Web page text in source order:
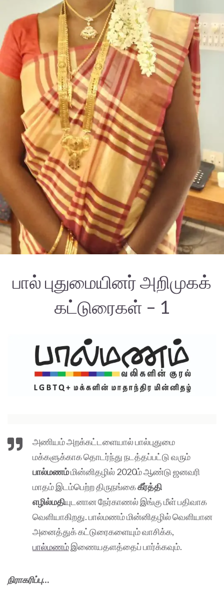
பால் புதுமையினர் அறிமுகக்
கட்டுரைகள் – 1
அணியம் அறக்கட்டளையால் பால்புதுமை
மக்களுக்காக தொடர்ந்து நடத்தப்பட்டு வரும்
பால்மணம்மின்னிதழில் 2020ம் ஆண்டு ஜனவரி
மாதம் இடம்பெற்ற‌ திருநங்கைகீர்த்தி
எழில்மதியுடனான நேர்காணல் இங்கு மீள் பதிவாக
வெளியாகிறது. பால்மணம் மின்னிதழில் வெளியான
அனைத்துக் கட்டுரைகளையும் வாசிக்க,
பால்மணம்இணையதளத்தைப் பார்க்கவும்.
நிராகரிப்பு…